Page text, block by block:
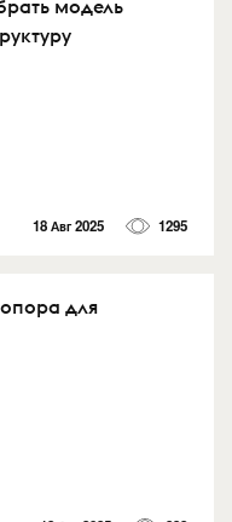
модель
18 Авг 2025 1295
для